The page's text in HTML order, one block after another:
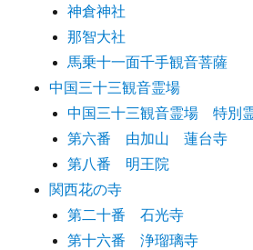
神倉神社
那智大社
馬乗十一面千手観音菩薩
中国三十三観音霊場
中国三十三観音霊場 特別
第六番 由加山 蓮台寺
第八番 明王院
関西花の寺
第二十番 石光寺
第十六番 浄瑠璃寺